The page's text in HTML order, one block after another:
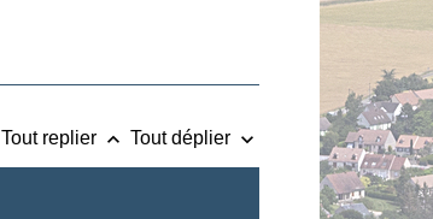
Tout replier keyboard_arrow_up Tout déplier keyboard_arrow_down